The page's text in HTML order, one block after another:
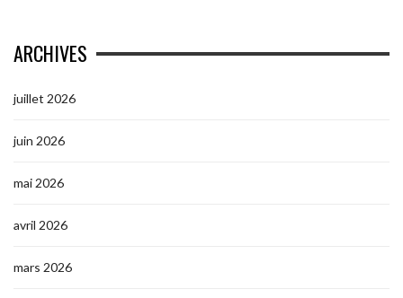
ARCHIVES
juillet 2026
juin 2026
mai 2026
avril 2026
mars 2026